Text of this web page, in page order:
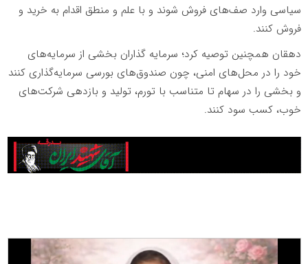
سیاسی وارد صف‌های فروش شوند و با علم و منطق اقدام به خرید و
فروش کنند.
دهقان همچنین توصیه کرد؛ سرمایه گذاران بخشی از سرمایه‌های
خود را در محل‌های امنی، چون صندوق‌های بورسی سرمایه‌گذاری کنند
و بخشی را در سهام تا متناسب با تورم، تولید و بازدهی شرکت‌های
خوب، کسب سود کنند.